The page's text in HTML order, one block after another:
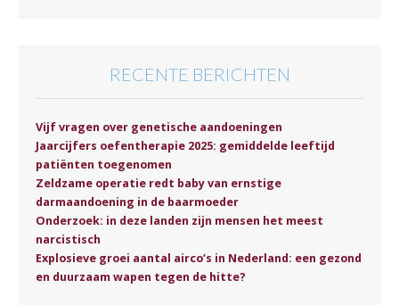
RECENTE BERICHTEN
Vijf vragen over genetische aandoeningen
Jaarcijfers oefentherapie 2025: gemiddelde leeftijd
patiënten toegenomen
Zeldzame operatie redt baby van ernstige
darmaandoening in de baarmoeder
Onderzoek: in deze landen zijn mensen het meest
narcistisch
Explosieve groei aantal airco’s in Nederland: een gezond
en duurzaam wapen tegen de hitte?